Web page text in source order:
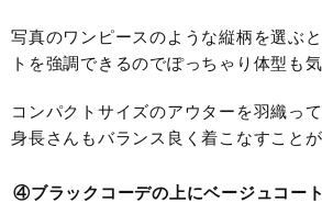
写真のワンピースのような縦柄を選ぶ
トを強調できるのでぽっちゃり体型も
コンパクトサイズのアウターを羽織っ
身長さんもバランス良く着こなすこと
④ブラックコーデの上にベージュコー